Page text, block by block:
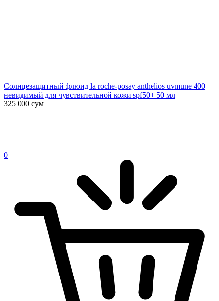
Солнцезащитный флюид la roche-posay anthelios uvmune 400
невидимый для чувствительной кожи spf50+ 50 мл
325 000 сум
0